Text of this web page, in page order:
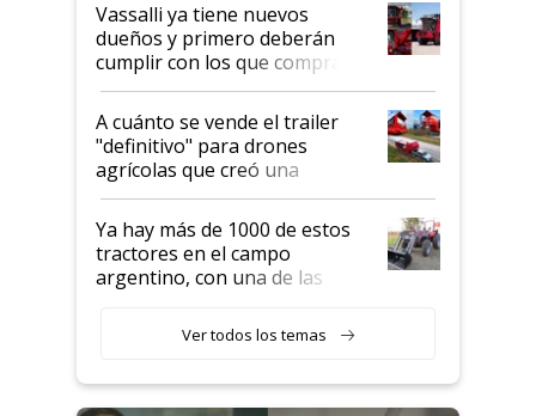
Vassalli ya tiene nuevos
dueños y primero deberán
cumplir con los que compraron
cosechadoras y todavía no las
recibieron: quién está detrás
del rescate de la empresa
A cuánto se vende el trailer
"definitivo" para drones
agrícolas que creó una
empresa argentina: "Veíamos a
contratistas invirtiendo miles
de dólares en drones de última
generación que luego eran
transportados de forma
Ya hay más de 1000 de estos
tractores en el campo
argentino, con una de las
integradas del mundo
Ver todos los temas